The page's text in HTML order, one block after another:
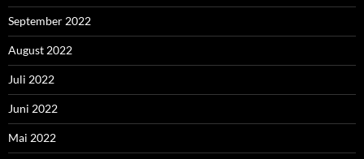
September 2022
August 2022
Juli 2022
Juni 2022
Mai 2022